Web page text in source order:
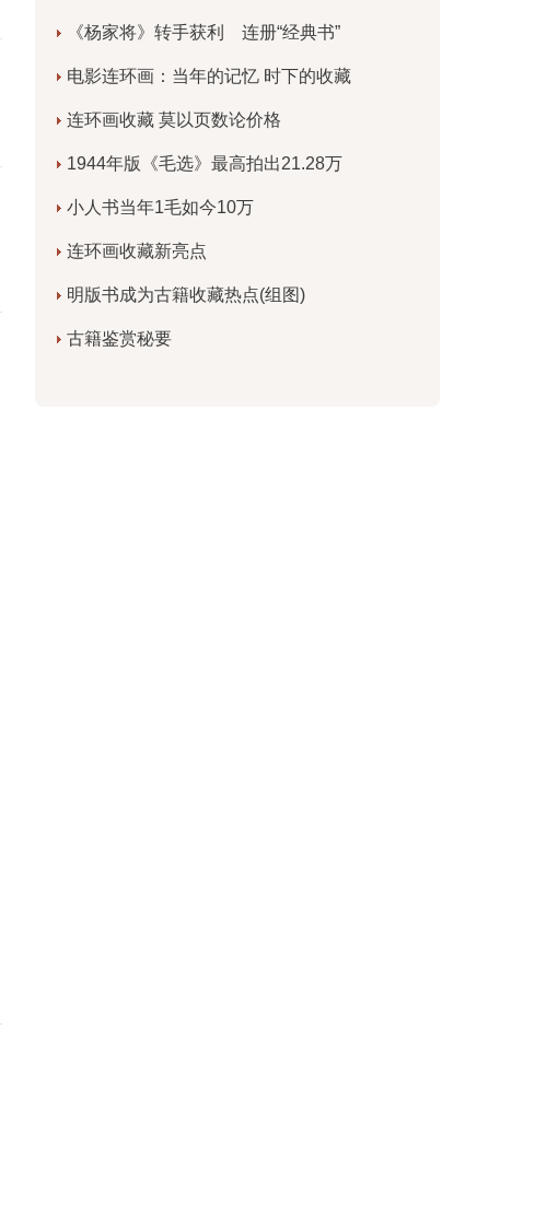
《杨家将》转手获利 连册“经典书”
电影连环画：当年的记忆 时下的收藏
连环画收藏 莫以页数论价格
1944年版《毛选》最高拍出21.28万
小人书当年1毛如今10万
连环画收藏新亮点
明版书成为古籍收藏热点(组图)
古籍鉴赏秘要